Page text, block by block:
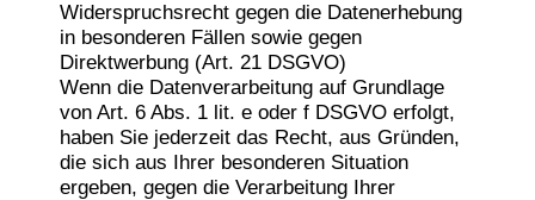
Widerspruchsrecht gegen die Datenerhebung
in besonderen Fällen sowie gegen
Direktwerbung (Art. 21 DSGVO)
Wenn die Datenverarbeitung auf Grundlage
von Art. 6 Abs. 1 lit. e oder f DSGVO erfolgt,
haben Sie jederzeit das Recht, aus Gründen,
die sich aus Ihrer besonderen Situation
ergeben, gegen die Verarbeitung Ihrer